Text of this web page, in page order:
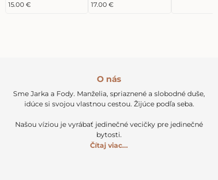
naplno"
15.00 €
17.00 €
O nás
Sme Jarka a Fody. Manželia, spriaznené a slobodné duše,
idúce si svojou vlastnou cestou. Žijúce podľa seba.
Našou víziou je vyrábať jedinečné vecičky pre jedinečné
bytosti.
Čítaj viac...